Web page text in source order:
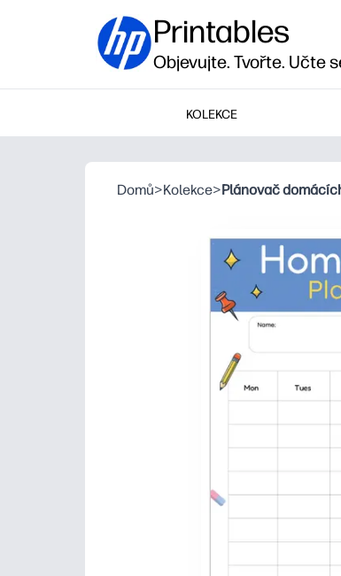
Printables
Objevujte. Tvořte. Učte
KOLEKCE
Domů>Kolekce>Plánovač